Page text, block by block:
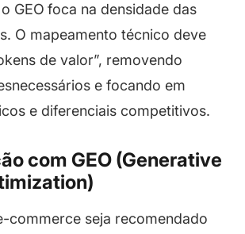
GEO foca na densidade das
O mapeamento técnico deve
de valor”, removendo
e focando em
e diferenciais competitivos.
com GEO (Generative
commerce seja recomendado